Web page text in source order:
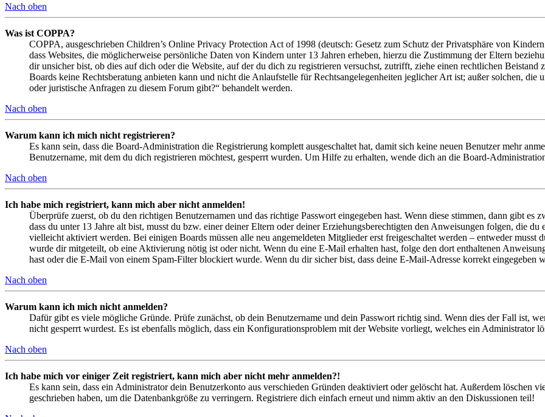
Nach oben
Was ist COPPA?
COPPA, ausgeschrieben Children’s Online Privacy Protection Act of 1998 (deutsch: Gesetz zum Schutz der Privatsphäre von
dass Websites, die möglicherweise persönliche Daten von Kindern unter 13 Jahren erheben, hierzu die Zustimmung der Eltern
dir unsicher bist, ob dies auf dich oder die Website, auf der du dich zu registrieren versuchst, zutrifft, ziehe einen rechtlichen
Boards keine Rechtsberatung anbieten kann und nicht die Anlaufstelle für Rechtsangelegenheiten jeglicher Art ist; außer solchen,
oder juristische Anfragen zu diesem Forum gibt?“ behandelt werden.
Nach oben
Warum kann ich mich nicht registrieren?
Es kann sein, dass die Board-Administration die Registrierung komplett ausgeschaltet hat, damit sich keine neuen Benutzer mehr
Benutzername, mit dem du dich registrieren möchtest, gesperrt wurden. Um Hilfe zu erhalten, wende dich an die Board-
Nach oben
Ich habe mich registriert, kann mich aber nicht anmelden!
Überprüfe zuerst, ob du den richtigen Benutzernamen und das richtige Passwort eingegeben hast. Wenn diese stimmen, dann gibt es
dass du unter 13 Jahre alt bist, musst du bzw. einer deiner Eltern oder deiner Erziehungsberechtigten den Anweisungen folgen, die
vielleicht aktiviert werden. Bei einigen Boards müssen alle neu angemeldeten Mitglieder erst freigeschaltet werden – entweder musst
wurde dir mitgeteilt, ob eine Aktivierung nötig ist oder nicht. Wenn du eine E-Mail erhalten hast, folge den dort enthaltenen
hast oder die E-Mail von einem Spam-Filter blockiert wurde. Wenn du dir sicher bist, dass deine E-Mail-Adresse korrekt eingegeben
Nach oben
Warum kann ich mich nicht anmelden?
Dafür gibt es viele mögliche Gründe. Prüfe zunächst, ob dein Benutzername und dein Passwort richtig sind. Wenn dies der Fall ist,
nicht gesperrt wurdest. Es ist ebenfalls möglich, dass ein Konfigurationsproblem mit der Website vorliegt, welches ein Administrator
Nach oben
Ich habe mich vor einiger Zeit registriert, kann mich aber nicht mehr anmelden?!
Es kann sein, dass ein Administrator dein Benutzerkonto aus verschieden Gründen deaktiviert oder gelöscht hat. Außerdem löschen
geschrieben haben, um die Datenbankgröße zu verringern. Registriere dich einfach erneut und nimm aktiv an den Diskussionen teil!